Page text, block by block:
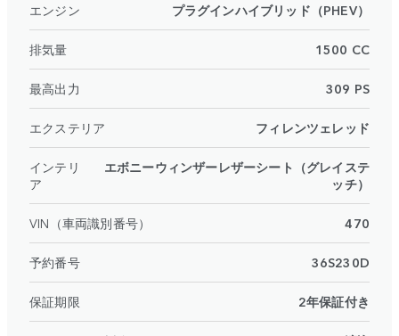
エンジン プラグインハイブリッド（PHEV）
排気量 1500 CC
最高出力 309 PS
エクステリア フィレンツェレッド
インテリ
ア
エボニーウィンザーレザーシート（グレイステ
ッチ）
VIN（車両識別番号） 470
予約番号 36S230D
保証期限 2年保証付き